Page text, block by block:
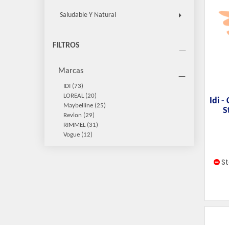
Saludable Y Natural
FILTROS
Marcas
IDI (73)
LOREAL (20)
Maybelline (25)
Revlon (29)
RIMMEL (31)
Vogue (12)
Idi -